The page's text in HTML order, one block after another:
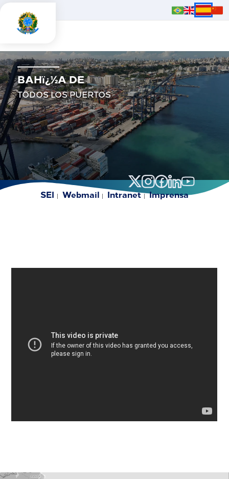
BAHï¿½A DE
TODOS LOS PUERTOS
SEI | Webmail | Intranet | Imprensa